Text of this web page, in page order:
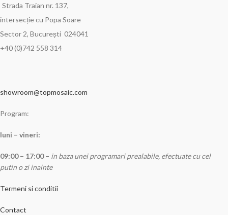
Strada Traian nr. 137,
intersecție cu Popa Soare
Sector 2, București 024041
+40 (0)742 558 314
showroom@topmosaic.com
Program:
luni – vineri:
09:00 – 17:00 – in baza unei programari prealabile, efectuate cu cel
putin o zi inainte
Termeni si conditii
Contact